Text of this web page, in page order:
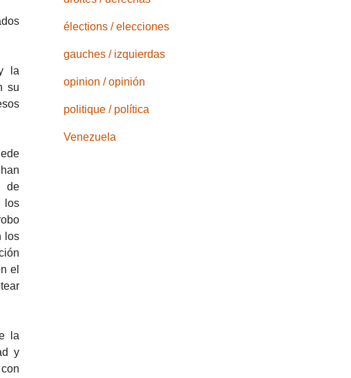
la
su
de
los
los
el
la
y
élections / elecciones
gauches / izquierdas
opinion / opinión
politique / política
Venezuela